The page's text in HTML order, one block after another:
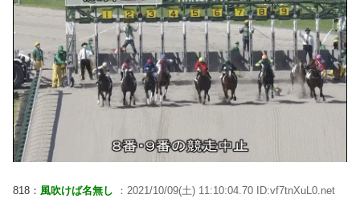
818： 風吹けば名無し ：2021/10/09(土) 11:10:04.70 ID:vf7tnXuL0.net